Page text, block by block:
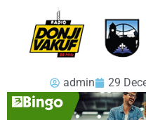
admin 29